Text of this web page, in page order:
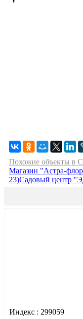
Похожие объекты в
Магазин "Астра-
23)Садовый центр
Индекс : 299059